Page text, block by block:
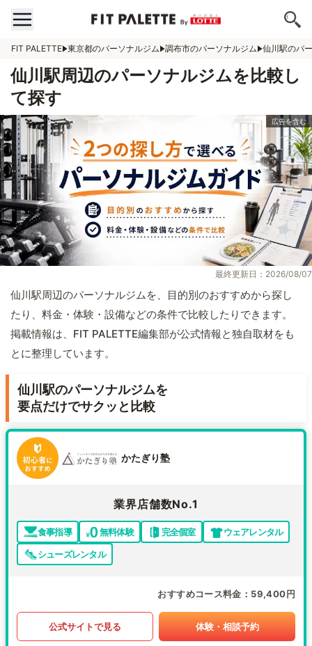
FIT PALETTE 東京都のパーソナルジム 調布市のパーソナルジム 仙川駅のパ
仙川駅周辺のパーソナルジムを比較し
て探す
最終更新日：2026/08/07
仙川駅周辺のパーソナルジムを、目的別のおすすめから探し
たり、料金・体験・設備などの条件で比較したりできます。
掲載情報は、FIT PALETTE編集部が公式情報と独自取材をも
とに整理しています。
仙川駅のパーソナルジムを
要点だけでサクッと比較
かたぎり塾
業界店舗数No.1
食事指導 無料体験 完全個室
ウェアレンタル
シューズレンタル
おすすめコース料金 59,400円
公式サイトで見る 体験・相談予約